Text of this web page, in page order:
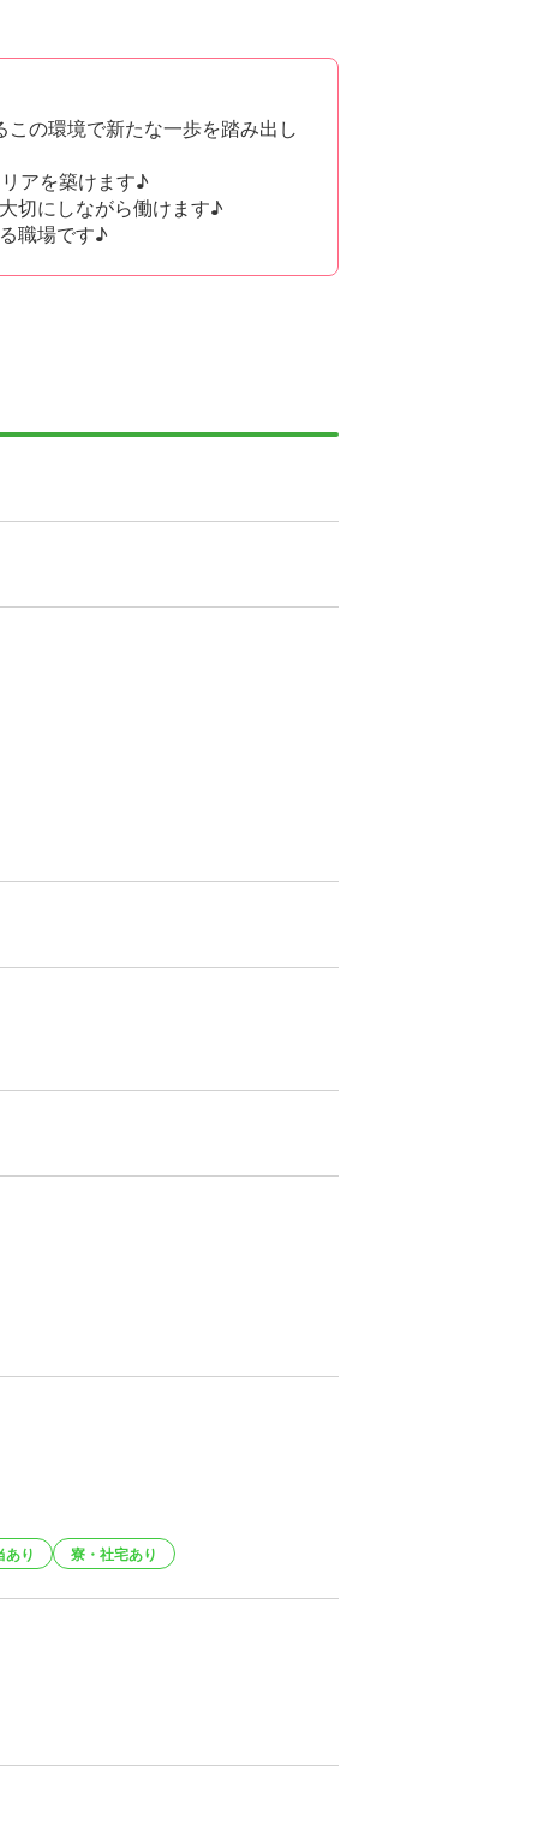
の環境で新たな一歩を踏み出し
アを築けます♪
切にしながら働けます♪
職場です♪
あり 寮・社宅あり